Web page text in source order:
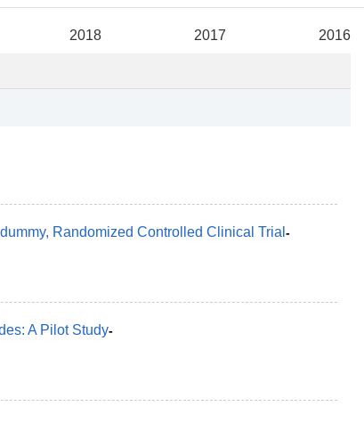
2018 2017 2016
Randomized Controlled Clinical Trial -
A Pilot Study-